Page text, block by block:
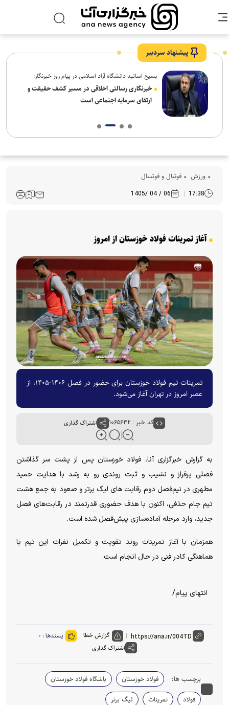
پیشنهاد سردبیر
بسیج اساتید دانشگاه آزاد اسلامی در پیام روز خبرنگار:
خبرنگاری رسالتی اخلاقی در مسیر کشف حقیقت و
ارتقای سرمایه اجتماعی است
ورزش فوتبال و فوتسال
17:38
06 / 04 /1405
آغاز تمرینات فولاد خوزستان از امروز
تمرینات تیم فولاد خوزستان برای حضور در فصل ۱۴۰۶-۱۴۰۵، از
عصر امروز در تهران آغاز می‌شود.
کد خبر : ۱۰۶۵۶۴۲ اشتراک گذاری
به گزارش خبرگزاری آنا، فولاد خوزستان پس از پشت سر گذاشتن
فصلی پرفراز و نشیب و ثبت روندی رو به رشد با هدایت حمید
مطهری در نیم‌فصل دوم رقابت های لیگ برتر و صعود به جمع هشت
تیم جام حذفی، اکنون با هدف حضوری قدرتمند در رقابت‌های فصل
جدید، وارد مرحله آماده‌سازی پیش‌فصل شده است.
همزمان با آغاز تمرینات روند تقویت و تكمیل نفرات این تیم با
هماهنگی کادر فنی در حال انجام است.
انتهای پیام/
گزارش خطا پسندها : ۰
اشتراک گذاری
برچسب ها: فولاد خوزستان
باشگاه فولاد خوزستان
فولاد
تمرینات لیگ برتر